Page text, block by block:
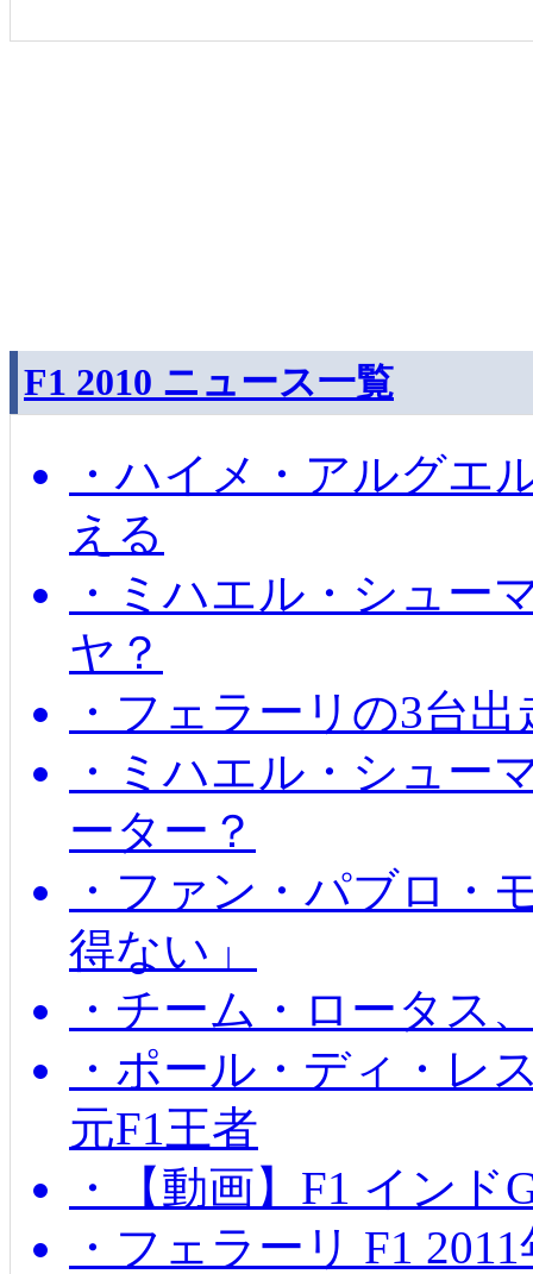
F1 2010 ニュース一覧
・ハイメ・アルグエ
える
・ミハエル・シュー
ヤ？
・フェラーリの3台
・ミハエル・シュー
ーター？
・ファン・パブロ・
得ない」
・チーム・ロータス
・ポール・ディ・レ
元F1王者
・【動画】F1 イン
・フェラーリ F1